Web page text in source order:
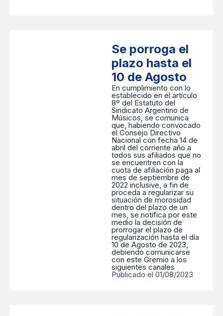
Se porroga el
plazo hasta el
10 de Agosto
En cumplimiento con lo
establecido en el artículo
8º del Estatuto del
Sindicato Argentino de
Músicos, se comunica
que, habiendo convocado
el Consejo Directivo
Nacional con fecha 14 de
abril del corriente año a
todos sus afiliados que no
se encuentren con la
cuota de afiliación paga al
mes de septiembre de
2022 inclusive, a fin de
proceda a regularizar su
situación de morosidad
dentro del plazo de un
mes, se notifica por este
medio la decisión de
prorrogar el plazo de
regularización hasta el día
10 de Agosto de 2023,
debiendo comunicarse
con este Gremio a los
siguientes canales
Publicado el 01/08/2023